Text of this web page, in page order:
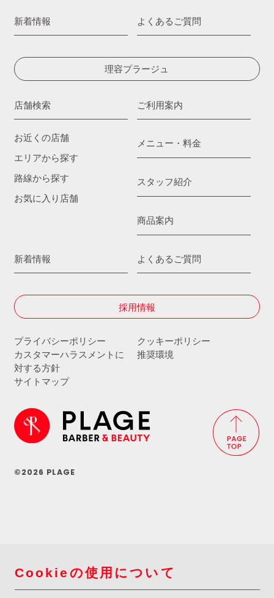
新着情報 よくあるご質問
理容プラージュ
店舗検索
お近くの店舗
エリアから探す
路線から探す
お気に入り店舗
ご利用案内
メニュー・料金
スタッフ紹介
商品案内
新着情報 よくあるご質問
採用情報
プライバシーポリシー
クッキーポリシー
カスタマーハラスメントに
対する方針
推奨環境
サイトマップ
©2026 PLAGE
Cookieの使用について